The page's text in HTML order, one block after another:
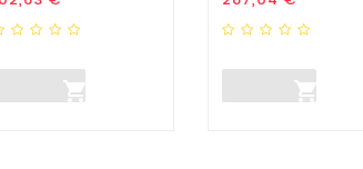
 